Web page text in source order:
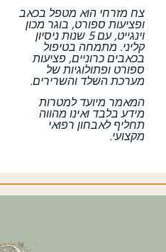
צח מזרחי הוא מטפל בכאב
ופציעות ספורט, בוגר מכון
וינגייט, עם 5 שנות ניסיון
קליני. מתמחה בטיפול
בכאבים כרוניים, פציעות
ספורט ופתולוגיות של
מערכת השלד והשרירים.
המאמר מיועד למטרות
מידע בלבד ואינו מהווה
תחליף לאבחון רפואי
מקצועי.